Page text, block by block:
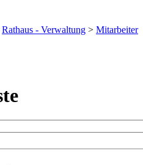
Rathaus - Verwaltung > Mitarbeiter